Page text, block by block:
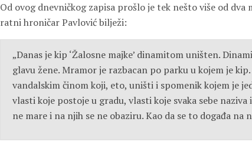
Od ovog dnevničkog zapisa prošlo je tek nešto više od
ratni hroničar Pavlović bilježi:
„Danas je kip ‘Žalosne majke’ dinamitom uništen.
glavu žene. Mramor je razbacan po parku u kojem je
vandalskim činom koji, eto, uništi i spomenik kojem je
vlasti koje postoje u gradu, vlasti koje svaka sebe
ne mare i na njih se ne obaziru. Kao da se to događa na